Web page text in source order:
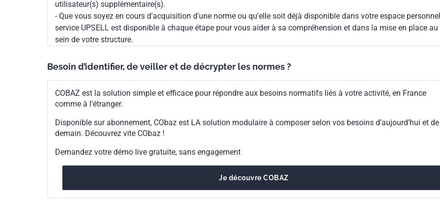
utilisateur(s) supplémentaire(s).
- Que vous soyez en cours d'acquisition d'une norme ou qu'elle soit déjà disponible dans votre espace
service UPSELL est disponible à chaque étape pour vous aider à sa compréhension et dans la mise en place au
sein de votre structure.
Besoin d’identifier, de veiller et de décrypter les normes ?
COBAZ est la solution simple et efficace pour répondre aux besoins normatifs liés à votre activité, en France
comme à l’étranger.
Disponible sur abonnement, CObaz est LA solution modulaire à composer selon vos besoins d’aujourd’hui et de
demain. Découvrez vite CObaz !
Demandez votre démo live gratuite, sans engagement
Je découvre COBAZ